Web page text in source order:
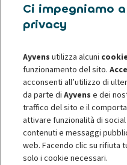
Articoli
Ci impegniamo
privacy
Ayvens utilizza alcuni
funzionamento del sito.
acconsenti all’utilizzo di
da parte diAyvens e dei
traffico del sito e il
attivare funzionalità di
contenuti e messaggi
web. Facendo clic su rifiuta
solo i cookie necessari.